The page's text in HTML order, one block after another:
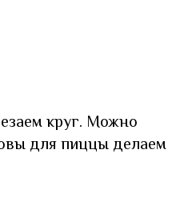
круг. Можно
для пиццы делаем